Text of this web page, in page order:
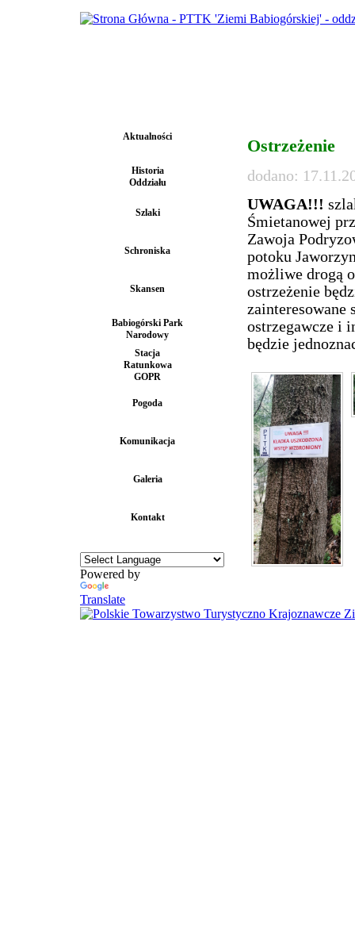
Aktualności
Historia
Oddziału
Szlaki
Schroniska
Skansen
Babiogórski Park
Narodowy
Stacja
Ratunkowa
GOPR
Pogoda
Komunikacja
Galeria
Kontakt
Powered by
Translate
Ostrzeżenie
dodano:
UWAGA!!!
Śmietanowej
Zawoja
potoku
możliwe drogą
ostrzeżenie
zainteresowane
ostrzegawcze i
będzie